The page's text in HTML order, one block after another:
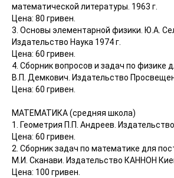
математической литературы. 1963 г.
Цена: 80 гривен.
3. Основы элементарной физики. Ю.А.
Издательство Наука 1974 г.
Цена: 60 гривен.
4. Сборник вопросов и задач по физике
В.П. Демкович. Издательство
Цена: 60 гривен.
МАТЕМАТИКА (средняя школа)
1. Геометрия П.П. Андреев. Издательство
Цена: 60 гривен.
2. Сборник задач по математике для
М.И. Сканави. Издательство КАННОН
Цена: 100 гривен.